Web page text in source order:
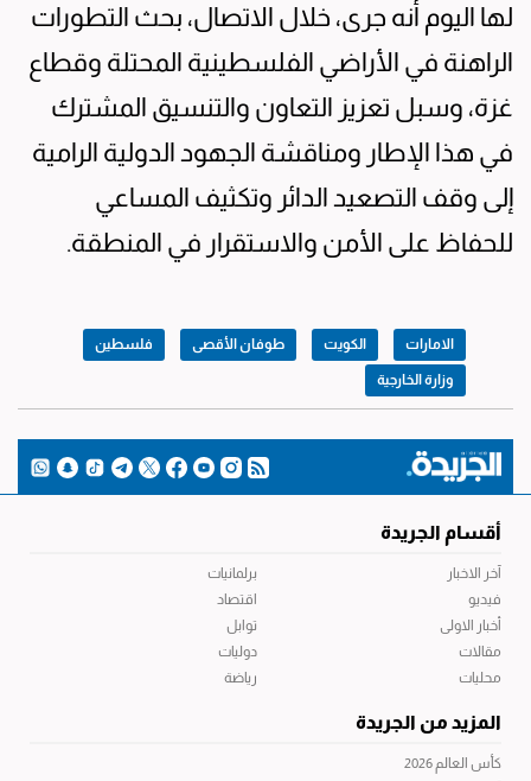
لها اليوم أنه جرى، خلال الاتصال، بحث التطورات
الراهنة في الأراضي الفلسطينية المحتلة وقطاع
غزة، وسبل تعزيز التعاون والتنسيق المشترك
في هذا الإطار ومناقشة الجهود الدولية الرامية
إلى وقف التصعيد الدائر وتكثيف المساعي
للحفاظ على الأمن والاستقرار في المنطقة.
الامارات الكويت طوفان الأقصى فلسطين
وزارة الخارجية
أقسام الجريدة
آخر الاخبار
فيديو
أخبار الاولى
مقالات
محليات
برلمانيات
اقتصاد
توابل
دوليات
رياضة
المزيد من الجريدة
كأس العالم 2026